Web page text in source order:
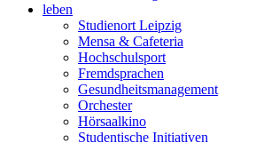
leben
Studienort Leipzig
Mensa & Cafeteria
Hochschulsport
Fremdsprachen
Gesundheitsmanagement
Orchester
Hörsaalkino
Studentische Initiativen